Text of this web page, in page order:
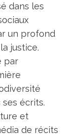
dans les
un profond
justice.
par
écrits.
et
de récits